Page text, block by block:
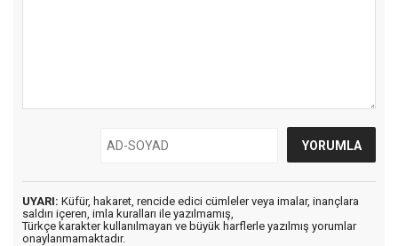
UYARI: Küfür, hakaret, rencide edici cümleler veya imalar, inançlara
saldırı içeren, imla kuralları ile yazılmamış,
Türkçe karakter kullanılmayan ve büyük harflerle yazılmış yorumlar
onaylanmamaktadır.